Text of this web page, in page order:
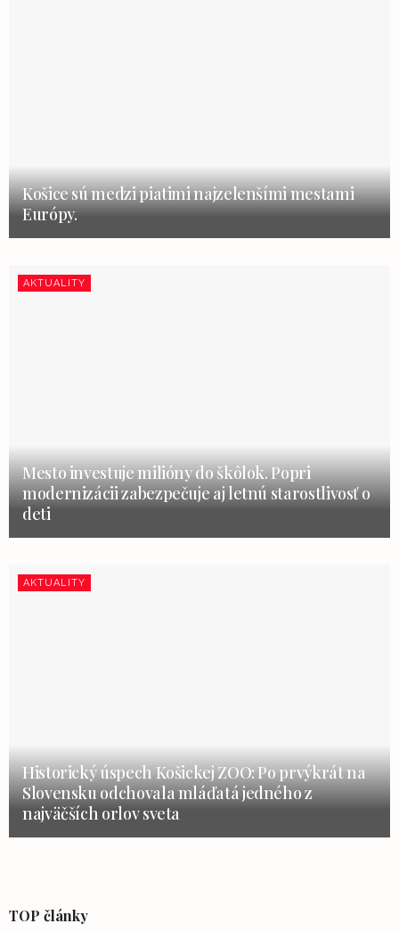
Košice sú medzi piatimi najzelenšími mestami
Európy.
AKTUALITY
Mesto investuje milióny do škôlok. Popri
modernizácii zabezpečuje aj letnú starostlivosť o
deti
AKTUALITY
Historický úspech Košickej ZOO: Po prvýkrát na
Slovensku odchovala mláďatá jedného z
najväčších orlov sveta
TOP články